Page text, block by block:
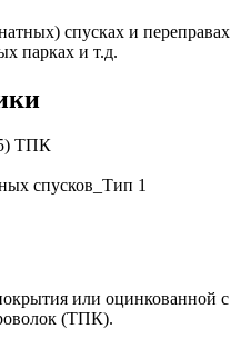
спусках и переправах
парках и т.д.
ТПК
или оцинкованной с
(ТПК).